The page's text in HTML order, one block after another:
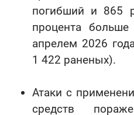
погибший и 865
процента
апрелем 2026
1 422 раненых).
Атаки с
средств